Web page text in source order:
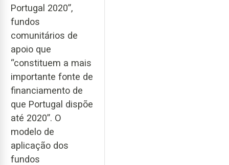
Portugal 2020”,
fundos
comunitários de
apoio que
“constituem a mais
importante fonte de
financiamento de
que Portugal dispõe
até 2020”. O
modelo de
aplicação dos
fundos